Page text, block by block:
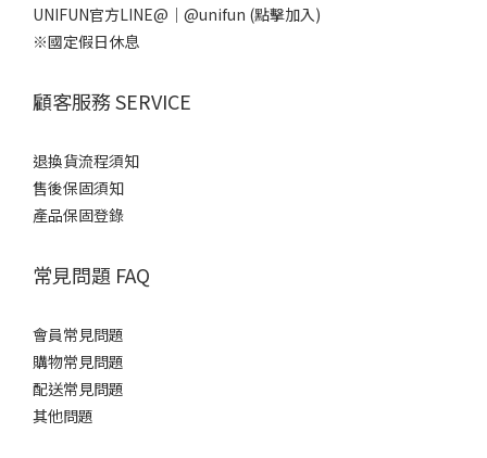
UNIFUN官方LINE@｜ @unifun (點擊加入)
※國定假日休息
顧客服務 SERVICE
退換貨流程須知
售後保固須知
產品保固登錄
常見問題 FAQ
會員常見問題
購物常見問題
配送常見問題
其他問題